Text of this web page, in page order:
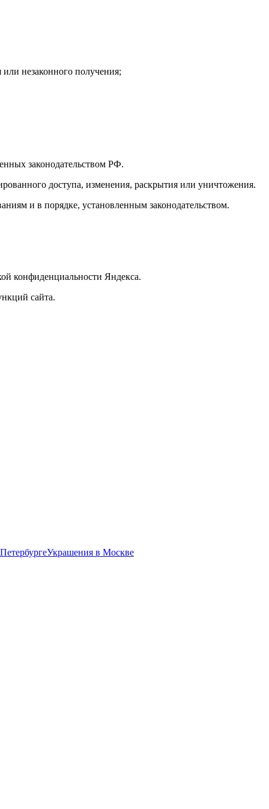
незаконного получения;
законодательством РФ.
доступа, изменения, раскрытия или уничтожения.
и в порядке, установленным законодательством.
конфиденциальности Яндекса.
сайта.
Украшения в Москве